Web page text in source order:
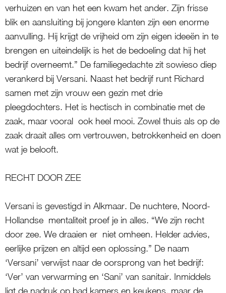
verhuizen en van het een kwam het ander. Zijn frisse
blik en aansluiting bij jongere klanten zijn een enorme
aanvulling. Hij krijgt de vrijheid om zijn eigen ideeën in te
brengen en uiteindelijk is het de bedoeling dat hij het
bedrijf overneemt.” De familiegedachte zit sowieso diep
verankerd bij Versani. Naast het bedrijf runt Richard
samen met zijn vrouw een gezin met drie
pleegdochters. Het is hectisch in combinatie met de
zaak, maar vooral ook heel mooi. Zowel thuis als op de
zaak draait alles om vertrouwen, betrokkenheid en doen
wat je belooft.
RECHT DOOR ZEE
Versani is gevestigd in Alkmaar. De nuchtere, Noord-
Hollandse mentaliteit proef je in alles. “We zijn recht
door zee. We draaien er niet omheen. Helder advies,
eerlijke prijzen en altijd een oplossing.” De naam
‘Versani’ verwijst naar de oorsprong van het bedrijf:
‘Ver’ van verwarming en ‘Sani’ van sanitair. Inmiddels
ligt de nadruk op bad kamers en keukens, maar de